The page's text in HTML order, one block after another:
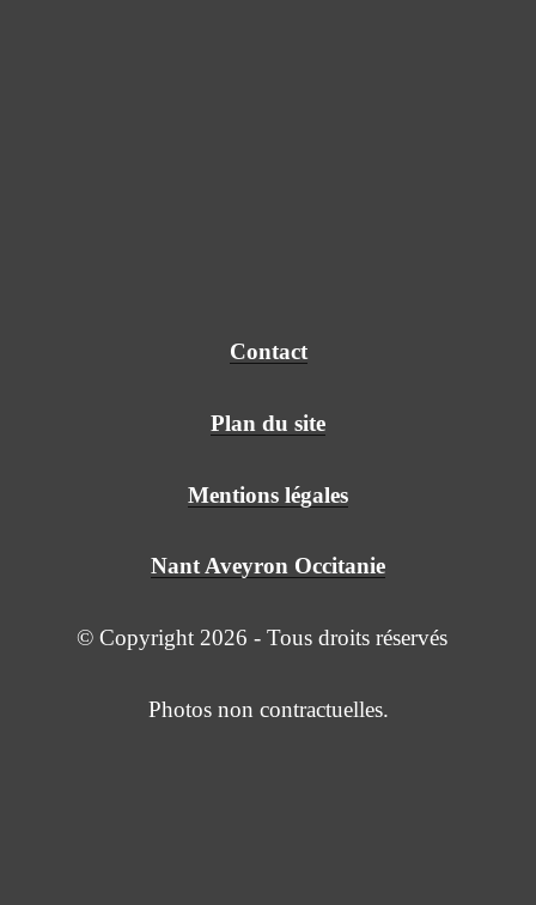
Contact
Plan du site
Mentions légales
Nant Aveyron Occitanie
© Copyright 2026 - Tous droits réservés
Photos non contractuelles.